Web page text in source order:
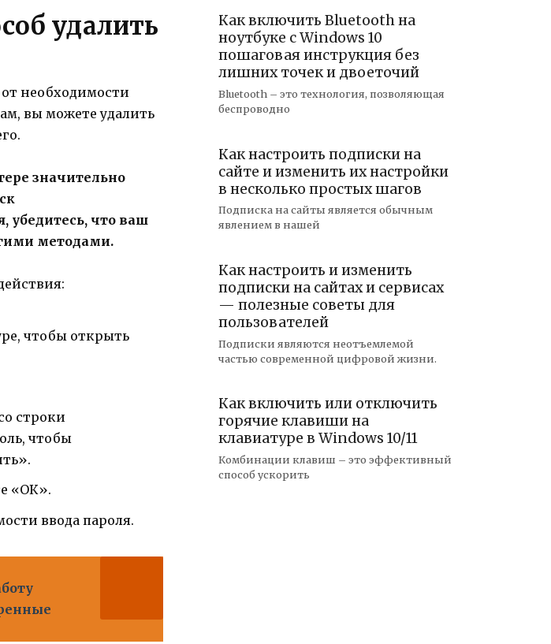
удалить
от необходимости
вы можете удалить
значительно
убедитесь, что ваш
методами.
чтобы открыть
строки
чтобы
«ОК».
ввода пароля.
Как включить Bluetooth на
ноутбуке с Windows 10
пошаговая инструкция без
лишних точек и двоеточий
Bluetooth – это технология, позволяющая
беспроводно
Как настроить подписки на
сайте и изменить их настройки
в несколько простых шагов
Подписка на сайты является обычным
явлением в нашей
Как настроить и изменить
подписки на сайтах и сервисах
— полезные советы для
пользователей
Подписки являются неотъемлемой
частью современной цифровой жизни.
Как включить или отключить
горячие клавиши на
клавиатуре в Windows 10/11
Комбинации клавиш – это эффективный
способ ускорить